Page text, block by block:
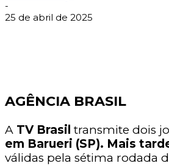
-
25 de abril de 2025
AGÊNCIA BRASIL
A TV Brasil transmite dois
em Barueri (SP). Mais
válidas pela sétima rodada